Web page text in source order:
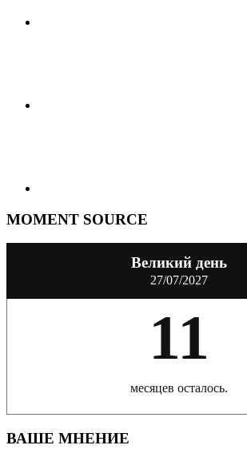
MOMENT SOURCE
Великий день
27/07/2027
11
месяцев осталось.
ВАШЕ МНЕНИЕ